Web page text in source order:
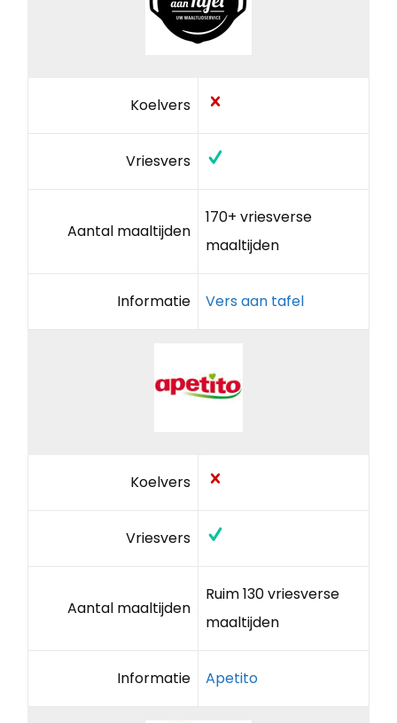
Koelvers
Vriesvers
Aantal maaltijden
170+ vriesverse
maaltijden
Informatie Vers aan tafel
Koelvers
Vriesvers
Aantal maaltijden
Ruim 130 vriesverse
maaltijden
Informatie Apetito